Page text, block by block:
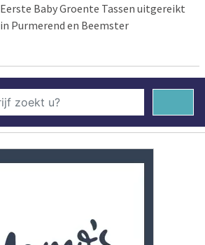
Eerste Baby Groente Tassen uitgereikt
in Purmerend en Beemster